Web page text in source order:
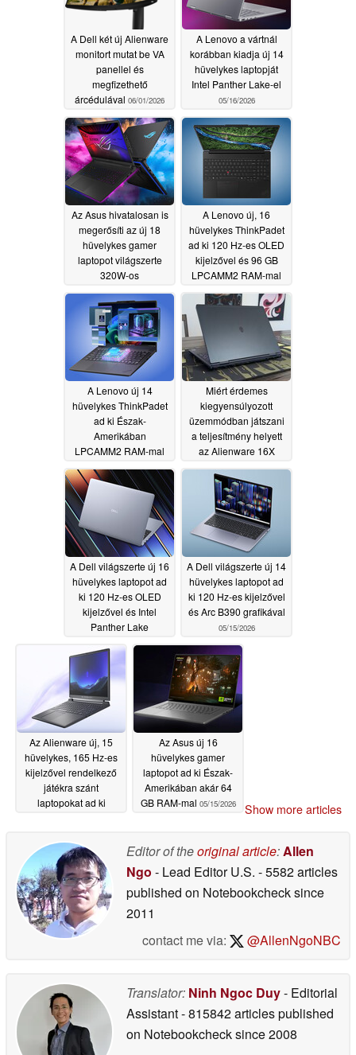
A Dell két új Alienware
monitort mutat be VA
panellel és
megfizethető
árcédulával 06/01/2026
A Lenovo a vártnál
korábban kiadja új 14
hüvelykes laptopját
Intel Panther Lake-el
05/16/2026
Az Asus hivatalosan is
megerősíti az új 18
hüvelykes gamer
laptopot világszerte
320W-os
és 4K Mini LED
kijelzővel05/16/2026
A Lenovo új, 16
hüvelykes ThinkPadet
ad ki 120 Hz-es OLED
kijelzővel és 96 GB
LPCAMM2 RAM-mal
05/16/2026
A Lenovo új 14
hüvelykes ThinkPadet
ad ki Észak-
Amerikában
LPCAMM2 RAM-mal
el05/15/2026
Miért érdemes
kiegyensúlyozott
üzemmódban játszani
a teljesítmény helyett
az Alienware 16X
05/15/2026
A Dell világszerte új 16
hüvelykes laptopot ad
ki 120 Hz-es OLED
kijelzővel és Intel
Panther Lake
05/15/2026
A Dell világszerte új 14
hüvelykes laptopot ad
ki 120 Hz-es kijelzővel
és Arc B390 grafikával
05/15/2026
Az Alienware új, 15
hüvelykes, 165 Hz-es
kijelzővel rendelkező
játékra szánt
laptopokat ad ki
Az Asus új 16
hüvelykes gamer
laptopot ad ki Észak-
Amerikában akár 64
GB RAM-mal 05/15/2026 Show more articles
Editor of theoriginal article: Allen
Ngo - Lead Editor U.S. - 5582 articles
published on Notebookchecksince
2011
contact me via:
@AllenNgoNBC
Translator: Ninh Ngoc Duy- Editorial
Assistant- 815842 articles published
on Notebookchecksince 2008